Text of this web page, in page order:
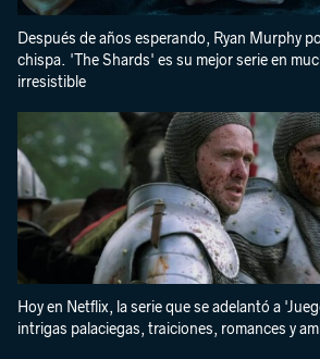
Después de años esperando, Ryan Murphy
chispa. 'The Shards' es su mejor serie en
irresistible
Hoy en Netflix, la serie que se adelantó a
intrigas palaciegas, traiciones, romances y